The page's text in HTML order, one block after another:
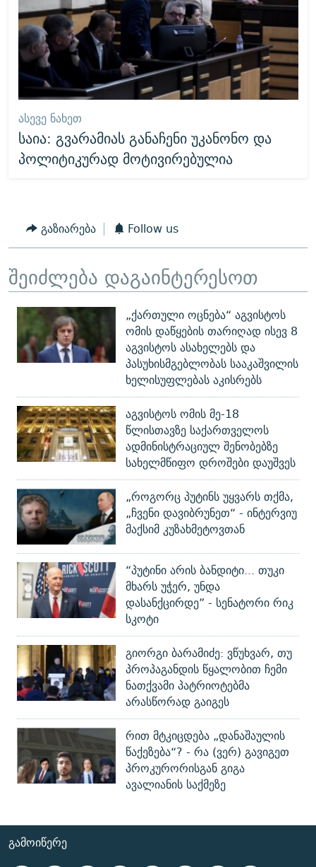
ᲐᲡᲔᲕᲔ ᲜᲐᲮᲔᲗ
საია: გვარამიას განაჩენი უკანონო და
პოლიტიკურად მოტივირებულია
გაზიარება Follow us
შეიძლება დაგაინტერესოთ
„ქართული ოცნება“ აგვისტოს
ომის დაწყების თარიღად ისევ 8
აგვისტოს ასახელებს და
პასუხისმგებლობას სააკაშვილის
ხელისუფლებას აკისრებს
აგვისტოს ომის მე-18
წლისთავზე საქართველოს
ადმინისტრაციულ შენობებზე
სახელმწიფო დროშები დაუშვეს
„როგორც პუტინს უყვარს თქმა,
„ჩვენი დავიბრუნეთ“ - ინტერვიუ
მაქსიმ კუზახმეტოვთან
“პუტინი არის ბანდიტი... თუკი
მხარს უჭერ, უნდა
დასანქცირდე” - სენატორი რიკ
სკოტი
გიორგი ბარამიძე: ვწუხვარ, თუ
პროპაგანდის წყალობით ჩემი
ნათქვამი პატრიოტებმა
არასწორად გაიგეს
რით მტკიცდება „დანაშაულის
წაქეზება“? - რა (ვერ) გავიგეთ
პროკურორისგან გიგა
ავალიანის საქმეზე
ᲒᲐᲛᲝᲘᲬᲔᲠᲔ